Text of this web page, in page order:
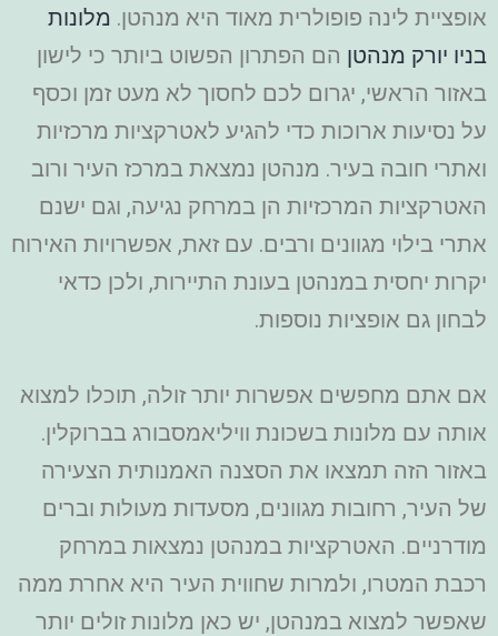
אופציית לינה פופולרית מאוד היא מנהטן. מלונות
בניו יורק מנהטן הם הפתרון הפשוט ביותר כי לישון
באזור הראשי, יגרום לכם לחסוך לא מעט זמן וכסף
על נסיעות ארוכות כדי להגיע לאטרקציות מרכזיות
ואתרי חובה בעיר. מנהטן נמצאת במרכז העיר ורוב
האטרקציות המרכזיות הן במרחק נגיעה, וגם ישנם
אתרי בילוי מגוונים ורבים. עם זאת, אפשרויות האירוח
יקרות יחסית במנהטן בעונת התיירות, ולכן כדאי
לבחון גם אופציות נוספות.
אם אתם מחפשים אפשרות יותר זולה, תוכלו למצוא
אותה עם מלונות בשכונת וויליאמסבורג בברוקלין.
באזור הזה תמצאו את הסצנה האמנותית הצעירה
של העיר, רחובות מגוונים, מסעדות מעולות וברים
מודרניים. האטרקציות במנהטן נמצאות במרחק
רכבת המטרו, ולמרות שחווית העיר היא אחרת ממה
שאפשר למצוא במנהטן, יש כאן מלונות זולים יותר